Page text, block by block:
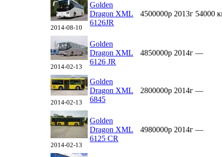
2014-08-10
Golden
Dragon XML
6126JR
4500000р 2013г 54000
2014-02-13
Golden
Dragon XML
6126 JR
4850000р 2014г —
2014-02-13
Golden
Dragon XML
6845
2800000р 2014г —
2014-02-13
Golden
Dragon XML
6125 CR
4980000р 2014г —